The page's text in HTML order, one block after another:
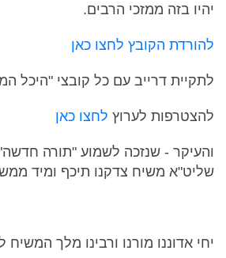
יהיו בזה ממזכי הרבים.
להורדת הקובץ לחצו כאן
לתקיית דרייב עם כל קובצי "היכל
להצטרפות לערוץ לחצו כאן
והעיקר - שנזכה לשמוע "תורה
שליט"א משיח צדקנו תיכף ומיד
יחי אדוננו מורנו ורבינו מלך המשיח